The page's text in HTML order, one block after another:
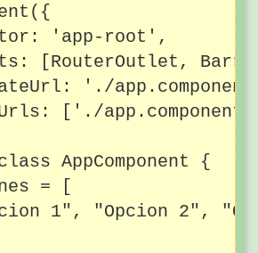
'app-root',
[RouterOutlet,
'./
['./
AppComponent {
= [
1", "Opcion 2",